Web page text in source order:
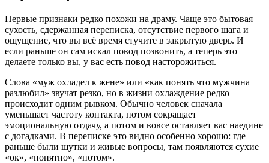
Первые признаки редко похожи на драму. Чаще это бытовая
сухость, сдержанная переписка, отсутствие первого шага и
ощущение, что вы всё время стучите в закрытую дверь. И
если раньше он сам искал повод позвонить, а теперь это
делаете только вы, у вас есть повод насторожиться.
Слова «муж охладел к жене» или «как понять что мужчина
разлюбил» звучат резко, но в жизни охлаждение редко
происходит одним рывком. Обычно человек сначала
уменьшает частоту контакта, потом сокращает
эмоциональную отдачу, а потом и вовсе оставляет вас наедине
с догадками. В переписке это видно особенно хорошо: где
раньше были шутки и живые вопросы, там появляются сухие
«ок», «понятно», «потом».